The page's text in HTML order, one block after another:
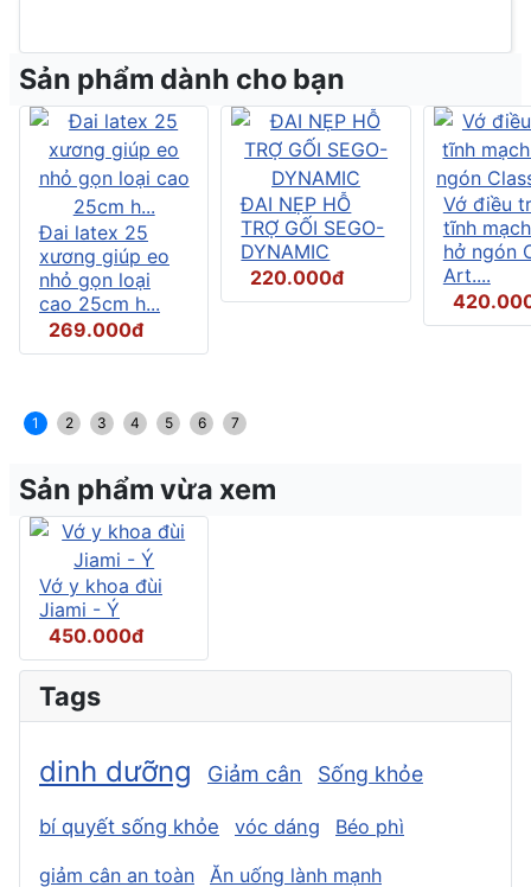
Sản phẩm dành cho bạn
Đai latex 25
xương giúp eo
nhỏ gọn loại
cao 25cm h...
269.000đ
ĐAI NẸP HỖ
TRỢ GỐI SEGO-
DYNAMIC
220.000đ
Vớ điều
tĩnh
hở ngón
Art....
1 2 3 4 5 6 7
Sản phẩm vừa xem
Vớ y khoa đùi
Jiami - Ý
450.000đ
Tags
dinh dưỡng Giảm cân Sống khỏe
bí quyết sống khỏe vóc dáng Béo phì
giảm cân an toàn
Ăn uống lành mạnh